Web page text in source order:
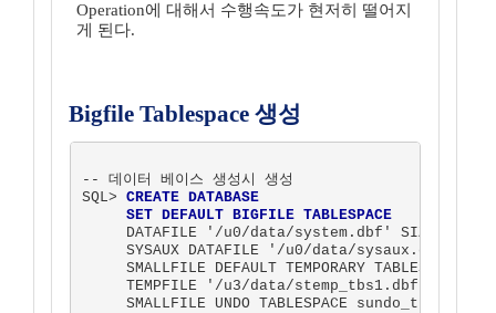
Operation에 대해서 수행속도가 현저히 떨어지
게 된다.
Bigfile Tablespace 생성
-- 데이터 베이스 생성시 생성
SQL> CREATE DATABASE
SET DEFAULT BIGFILE TABLESPACE
     DATAFILE '/u0/data/system.dbf' SIZE 200M
SYSAUX DATAFILE '/u0/data/sysaux.dbf'
SMALLFILE DEFAULT TEMPORARY TABLESPACE
TEMPFILE '/u3/data/stemp_tbs1.dbf' SIZE
SMALLFILE UNDO TABLESPACE sundo_tbs